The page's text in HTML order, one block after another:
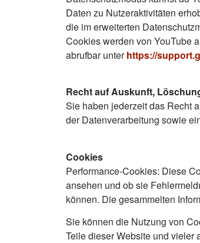
Daten zu Nutzeraktivitäten
die im erweiterten
Cookies werden von YouTube
abrufbar unterhttps://
Recht auf Auskunft,
Sie haben jederzeit das Recht
der Datenverarbeitung sowie
Cookies
Performance-Cookies: Diese
ansehen und ob sie
können. Die gesammelten
Sie können die Nutzung von
Teile dieser Website und vieler